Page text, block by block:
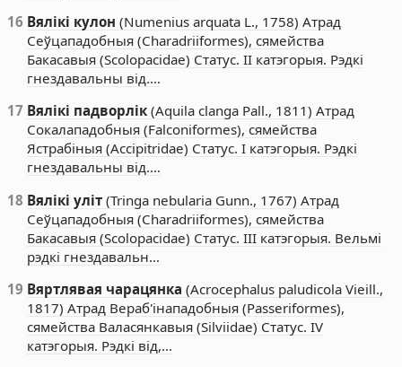
16 Вялікі кулон (Numenius arquata L., 1758) Атрад
Сеўцападобныя (Charadriiformes), сямейства
Бакасавыя (Scolopacidae) Статус. II катэгорыя. Рэдкі
гнездавальны від.…
17 Вялікі падворлік (Aquila clanga Pall., 1811) Атрад
Сокалападобныя (Falconiformes), сямейства
Ястрабіныя (Accipitridae) Статус. I катэгорыя. Рэдкі
гнездавальны від.…
18 Вялікі уліт (Tringa nebularia Gunn., 1767) Атрад
Сеўцападобныя (Charadriiformes), сямейства
Бакасавыя (Scolopacidae) Статус. III катэгорыя. Вельмі
рэдкі гнездавальн…
19 Вяртлявая чарацянка (Acrocephalus paludicola Vieill.,
1817) Атрад Вераб'інападобныя (Passeriformes),
сямейства Валасянкавыя (Silviidae) Статус. IV
катэгорыя. Рэдкі від,…